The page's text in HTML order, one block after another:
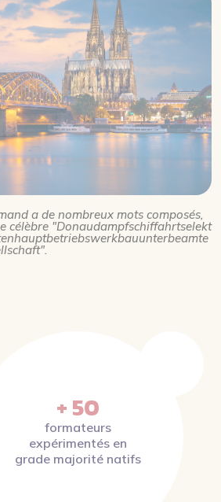
a de nombreux mots composés,
célèbre "Donaudampfschiffahrtselekt
+ 50
formateurs
expérimentés en
grade majorité natifs